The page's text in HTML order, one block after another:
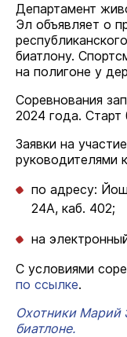
Департамент
Эл объявляет о
биатлону.
на полигоне у
Соревнования
2024 года. Старт
Заявки на
руководителями
по адресу:
24А, каб. 402;
на
С условиями
по ссылке.
Охотники Марий
биатлоне.